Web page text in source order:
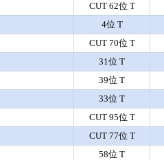
CUT 62位 T
4位 T
CUT 70位 T
31位 T
39位 T
33位 T
CUT 95位 T
CUT 77位 T
58位 T